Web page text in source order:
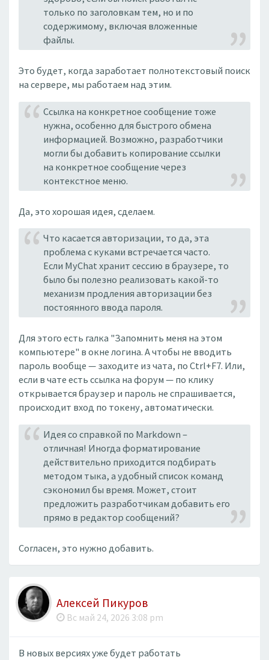
только по заголовкам тем, но и по
содержимому, включая вложенные
файлы.
Это будет, когда заработает полнотекстовый поиск
на сервере, мы работаем над этим.
Ссылка на конкретное сообщение тоже
нужна, особенно для быстрого обмена
информацией. Возможно, разработчики
могли бы добавить копирование ссылки
на конкретное сообщение через
контекстное меню.
Да, это хорошая идея, сделаем.
Что касается авторизации, то да, эта
проблема с куками встречается часто.
Если MyChat хранит сессию в браузере, то
было бы полезно реализовать какой-то
механизм продления авторизации без
постоянного ввода пароля.
Для этого есть галка "Запомнить меня на этом
компьютере" в окне логина. А чтобы не вводить
пароль вообще — заходите из чата, по Ctrl+F7. Или,
если в чате есть ссылка на форум — по клику
открывается браузер и пароль не спрашивается,
происходит вход по токену, автоматически.
Идея со справкой по Markdown –
отличная! Иногда форматирование
действительно приходится подбирать
методом тыка, а удобный список команд
сэкономил бы время. Может, стоит
предложить разработчикам добавить его
прямо в редактор сообщений?
Согласен, это нужно добавить.
Алексей Пикуров
Вс май 24, 2026 3:08 pm
В новых версиях уже будет работать